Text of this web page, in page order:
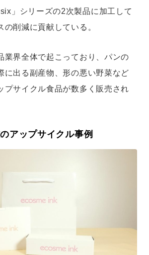
」シリーズの2次製品に加工して
の削減に貢献している。
業界全体で起こっており、パンの
に出る副産物、形の悪い野菜など
プサイクル食品が数多く販売され
アップサイクル事例